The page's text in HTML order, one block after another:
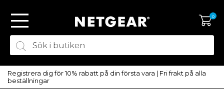
0
Registrera dig för 10% rabatt på din första vara | Fri frakt på alla
beställningar